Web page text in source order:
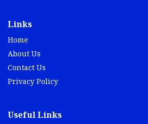
Links
Home
About Us
Contact Us
Privacy Policy
Useful Links